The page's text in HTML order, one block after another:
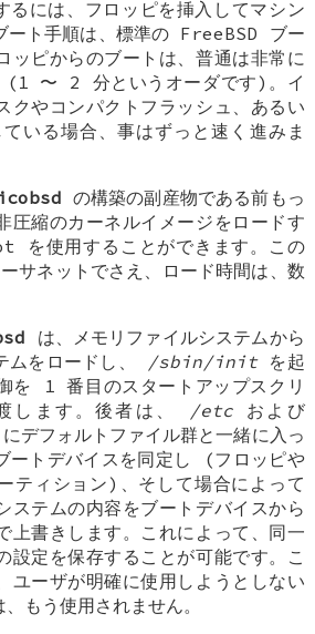
るには、フロッピを挿入してマシン
ート手順は、標準の FreeBSD ブー
ッピからのブートは、普通は非常に
(1 〜 2 分というオーダです)。イ
クやコンパクトフラッシュ、あるい
いる場合、事はずっと速く進みま
の構築の副産物である前もっ
圧縮のカーネルイメージをロードす
使用することができます。この
ネットでさえ、ロード時間は、数
は、メモリファイルシステムから
ムをロードし、
/sbin/initを起
を 1 番目のスタートアップスクリ
します。後者は、 /etc および
デフォルトファイル群と一緒に入っ
ートデバイスを同定し (フロッピや
ティション)、そして場合によって
ステムの内容をブートデバイスから
上書きします。これによって、同一
設定を保存することが可能です。こ
ユーザが明確に使用しようとしない
もう使用されません。